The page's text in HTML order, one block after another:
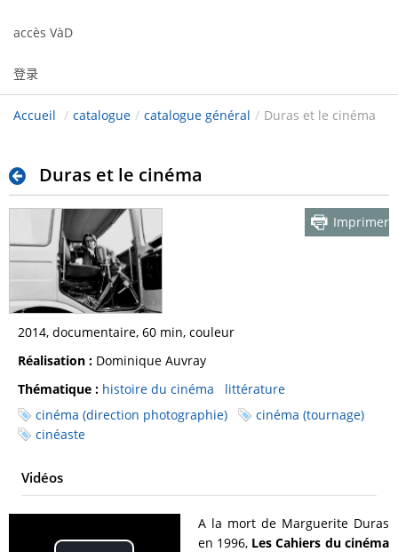
accès VàD
登录
Accueil / catalogue / catalogue général / Duras et le cinéma
Duras et le cinéma
Imprimer
2014, documentaire, 60 min, couleur
Réalisation : Dominique Auvray
Thématique : histoire du cinéma
littérature
cinéma (direction photographie)
cinéma (tournage)
cinéaste
Vidéos
A la mort de Marguerite Duras
en 1996, Les Cahiers du cinéma